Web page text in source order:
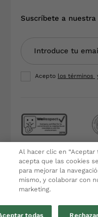
Suscríbete a
Acepto los términos
Terminos y condiciones
Política de Privacidad
Aviso Legal
Política de Cookies
by eMascaró
Al hacer clic en “Aceptar
acepta que las cookies
para mejorar la
mismo, y colaborar con
marketing.
todas